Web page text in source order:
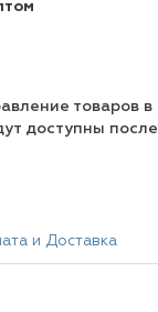
товаров в
доступны после
и Доставка